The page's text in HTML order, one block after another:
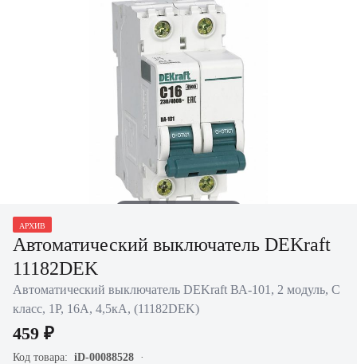
АРХИВ
Автоматический выключатель DEKraft
11182DEK
Автоматический выключатель DEKraft ВА-101, 2 модуль, C
класс, 1P, 16А, 4,5кА, (11182DEK)
459 ₽
Код товара: iD-00088528